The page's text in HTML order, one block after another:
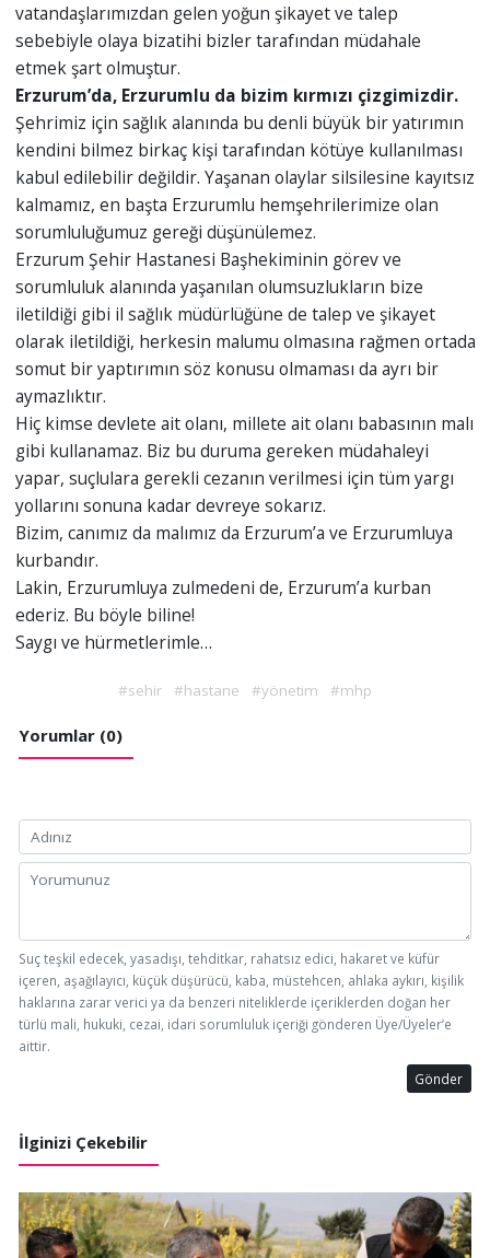
vatandaşlarımızdan gelen yoğun şikayet ve talep
sebebiyle olaya bizatihi bizler tarafından müdahale
etmek şart olmuştur.
Erzurum’da, Erzurumlu da bizim kırmızı çizgimizdir.
Şehrimiz için sağlık alanında bu denli büyük bir yatırımın
kendini bilmez birkaç kişi tarafından kötüye kullanılması
kabul edilebilir değildir. Yaşanan olaylar silsilesine kayıtsız
kalmamız, en başta Erzurumlu hemşehrilerimize olan
sorumluluğumuz gereği düşünülemez.
Erzurum Şehir Hastanesi Başhekiminin görev ve
sorumluluk alanında yaşanılan olumsuzlukların bize
iletildiği gibi il sağlık müdürlüğüne de talep ve şikayet
olarak iletildiği, herkesin malumu olmasına rağmen ortada
somut bir yaptırımın söz konusu olmaması da ayrı bir
aymazlıktır.
Hiç kimse devlete ait olanı, millete ait olanı babasının malı
gibi kullanamaz. Biz bu duruma gereken müdahaleyi
yapar, suçlulara gerekli cezanın verilmesi için tüm yargı
yollarını sonuna kadar devreye sokarız.
Bizim, canımız da malımız da Erzurum’a ve Erzurumluya
kurbandır.
Lakin, Erzurumluya zulmedeni de, Erzurum’a kurban
ederiz. Bu böyle biline!
Saygı ve hürmetlerimle…
#sehir #hastane #yönetim #mhp
Yorumlar (0)
Suç teşkil edecek, yasadışı, tehditkar, rahatsız edici, hakaret ve küfür
içeren, aşağılayıcı, küçük düşürücü, kaba, müstehcen, ahlaka aykırı, kişilik
haklarına zarar verici ya da benzeri niteliklerde içeriklerden doğan her
türlü mali, hukuki, cezai, idari sorumluluk içeriği gönderen Üye/Üyeler’e
aittir.
Gönder
İlginizi Çekebilir